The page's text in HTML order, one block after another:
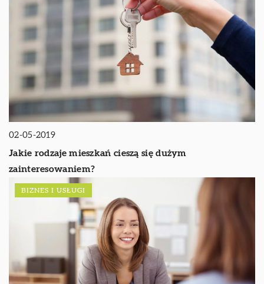
02-05-2019
Jakie rodzaje mieszkań cieszą się dużym
zainteresowaniem?
BIZNES I USŁUGI